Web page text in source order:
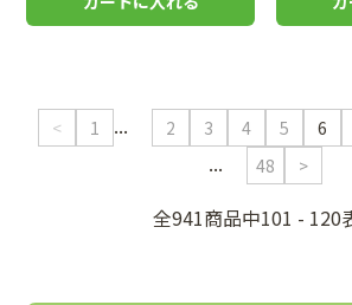
< 1 ... 2 3 4 5 6
... 48 >
全941商品中101 - 120